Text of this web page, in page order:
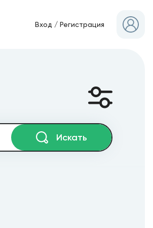
Вход /Регистрация
Искать